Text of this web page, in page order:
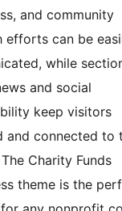
and community
efforts can be
while
and social
keep visitors
and connected to
Charity Funds
theme is the